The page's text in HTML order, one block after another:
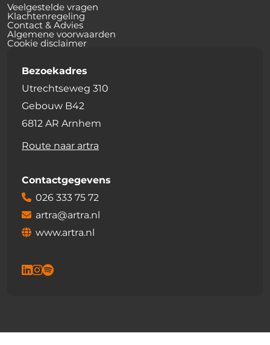
Veelgestelde vragen
Klachtenregeling
Contact & Advies
Algemene voorwaarden
Cookie disclaimer
Bezoekadres
Utrechtseweg 310
Gebouw B42
6812 AR Arnhem
Route naar artra
Contactgegevens
026 333 75 72
artra@artra.nl
www.artra.nl